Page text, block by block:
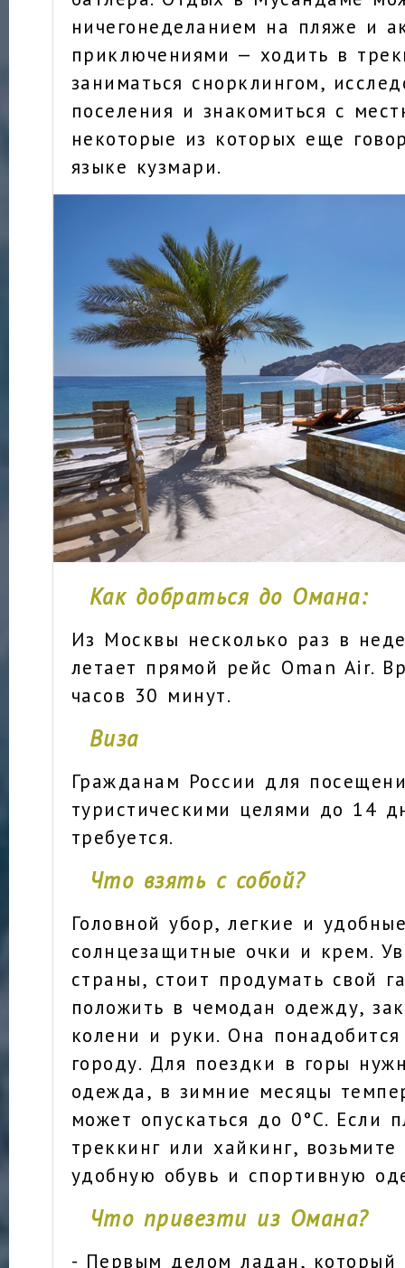
ничегонеделанием на пляже и
приключениями — ходить в
заниматься снорклингом,
поселения и знакомиться с
некоторые из которых еще
языке кузмари.
Как добраться до Омана:
Из Москвы несколько раз в
летает прямой рейс Oman Air.
часов 30 минут.
Виза
Гражданам России для
туристическими целями до 14
требуется.
Что взять с собой?
Головной убор, легкие и
солнцезащитные очки и крем.
страны, стоит продумать свой
положить в чемодан одежду,
колени и руки. Она
городу. Для поездки в горы
одежда, в зимние месяцы
может опускаться до 0°С. Если
треккинг или хайкинг,
удобную обувь и спортивную
Что привезти из Омана?
- Первым делом ладан, который